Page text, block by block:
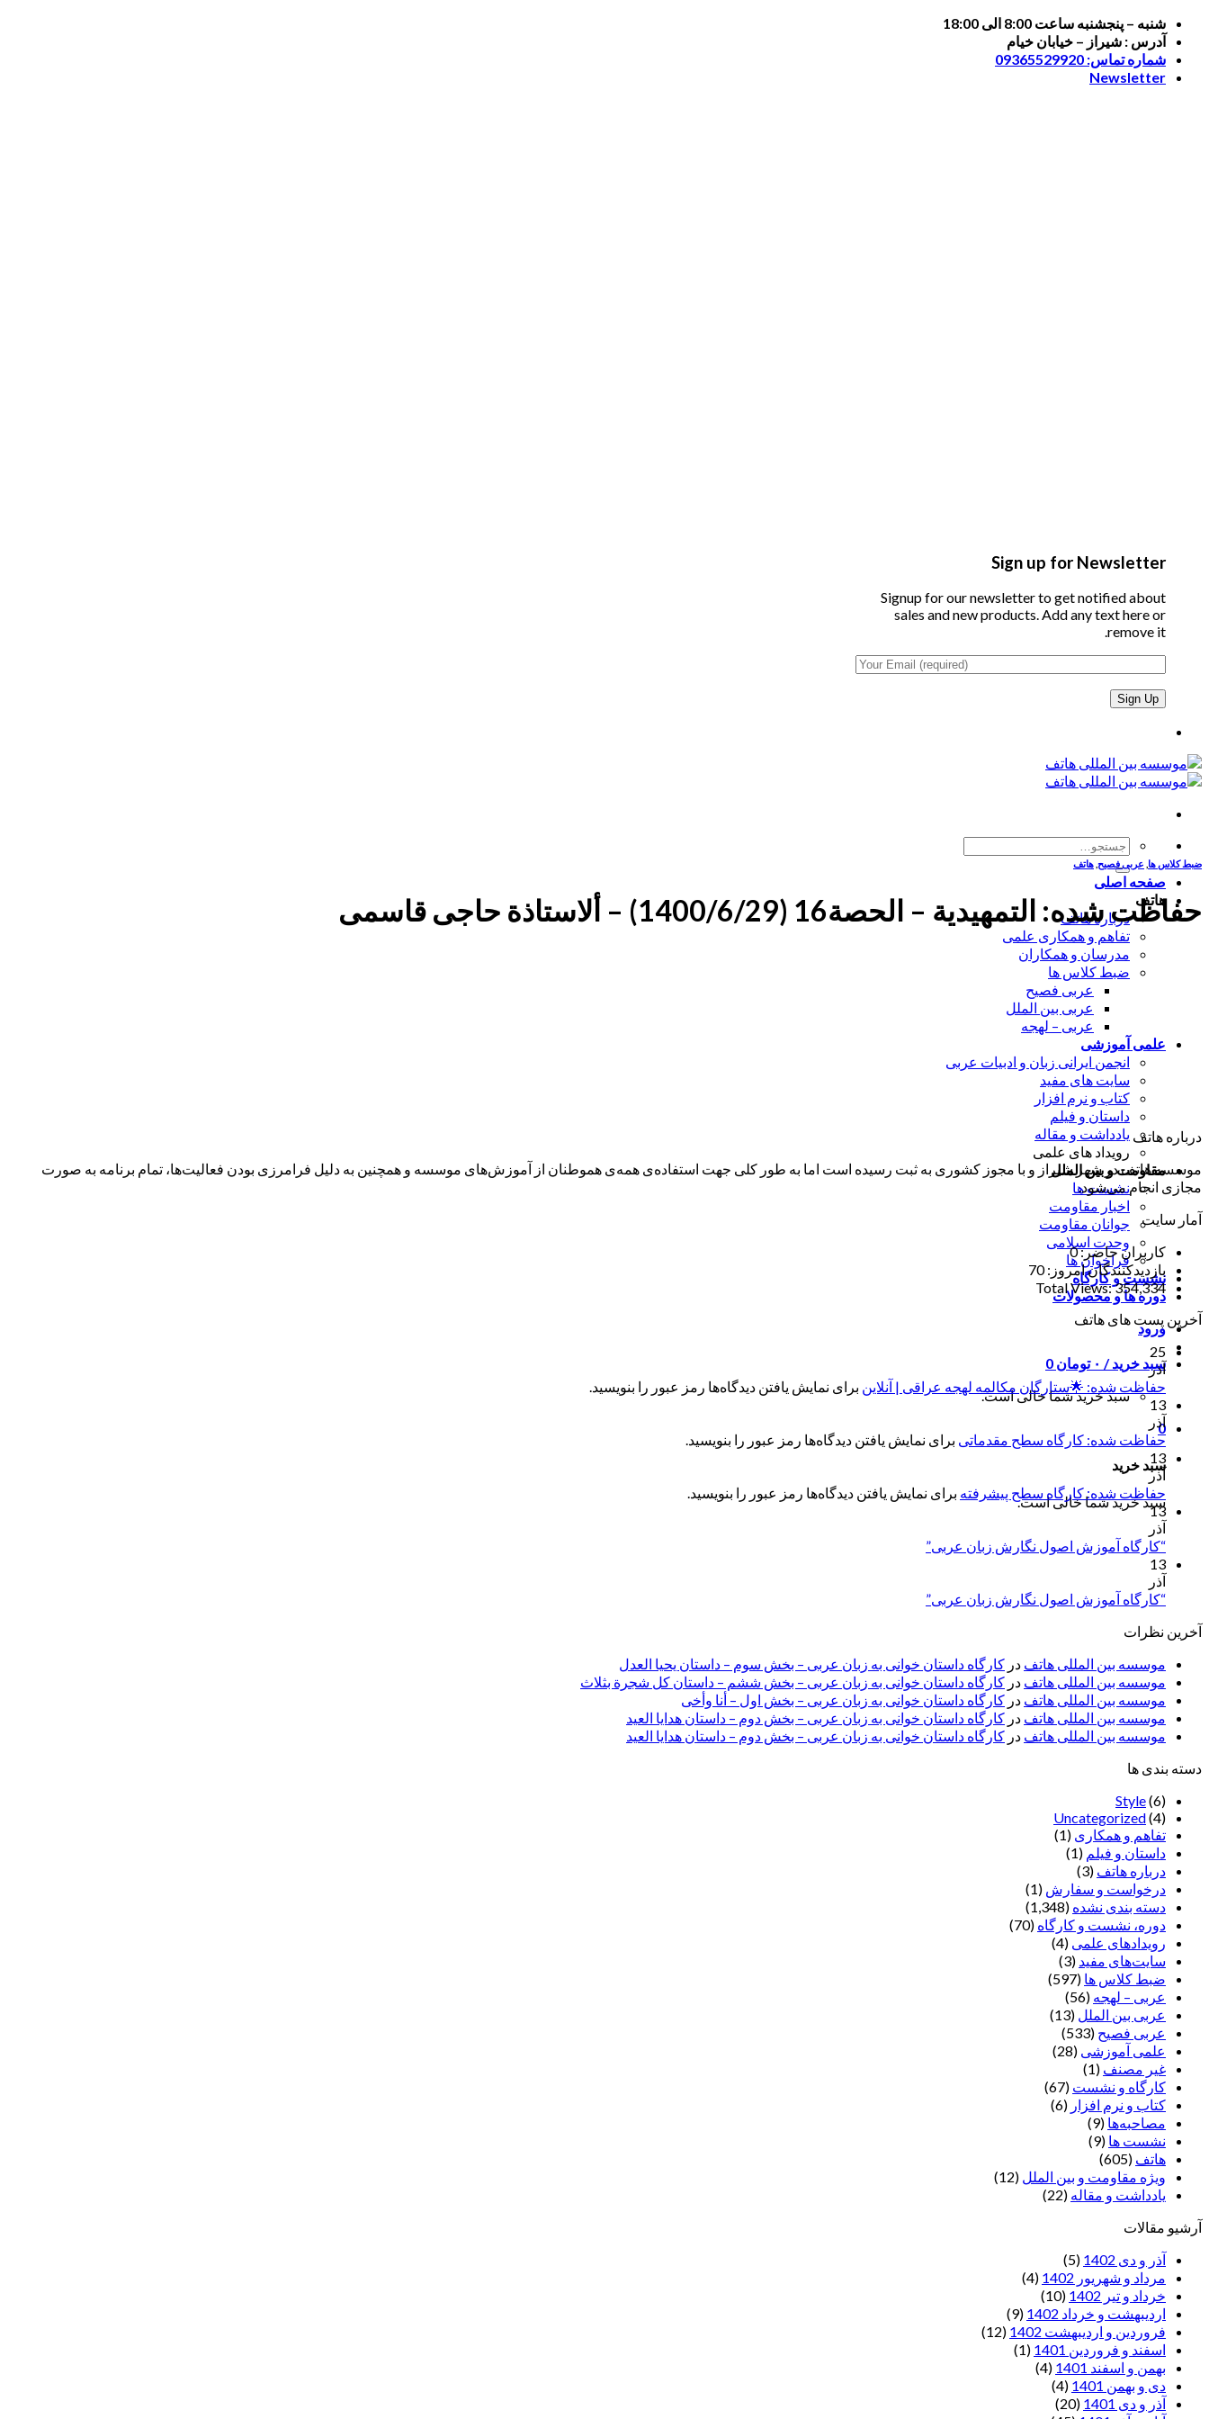
Skip
content
شنبه – پنجشنبه ساعت 8:00 الی 18:00
آدرس : شیراز – خیابان خیام
شماره تماس: 09365529920
Newsletter
Sign up for Newsletter
Signup for our newsletter to get notified about
sales and new products. Add any text here or
remove it.
جستجو
برای:
صفحه اصلی
هاتف
درباره هاتف
تفاهم و همکاری علمی
مدرسان و همکاران
ضبط کلاس ها
عربی فصیح
عربی بین الملل
عربی – لهجه
علمی آموزشی
انجمن ایرانی زبان و ادبیات عربی
سایت های مفید
کتاب و نرم افزار
داستان و فیلم
یادداشت و مقاله
رویداد های علمی
مقاومت و بین الملل
نشست ها
اخبار مقاومت
جوانان مقاومت
وحدت اسلامی
فراخوان ها
نشست و کارگاه
دوره ها و محصولات
ورود
سبد خرید / ۰ تومان 0
سبد خرید شما خالی است.
0
سبد خرید
سبد خرید شما خالی است.
ضبط کلاس ها عربی فصیح هاتف
حفاظت شده: التمهیدیة – الحصة16 (1400/6/29) – ألاستاذة حاجی قاسمی
درباره هاتف
موسسه هاتف در شهر شیراز و با مجوز کشوری به ثبت رسیده است اما به طور کلی جهت استفاده‌ی همه‌ی هموطنان از آموزش‌های موسسه و همچنین به دلیل فرامرزی بودن فعالیت‌ها، تمام برنامه به صورت
مجازی انجام می‌شود.
آمار سایت
کاربران حاضر:0
بازدیدکنندگان امروز:70
Total Views:354,334
آخرین پست های هاتف
25
آذر
حفاظت شده: 🌟ستارگان مکالمه لهجه عراقی | آنلاین برای نمایش یافتن دیدگاه‌ها رمز عبور را بنویسید.
13
آذر
حفاظت شده: کارگاه سطح مقدماتی برای نمایش یافتن دیدگاه‌ها رمز عبور را بنویسید.
13
آذر
حفاظت شده: کارگاه سطح پیشرفته برای نمایش یافتن دیدگاه‌ها رمز عبور را بنویسید.
13
آذر
“کارگاه آموزش اصول نگارش زبان عربی”
13
آذر
“کارگاه آموزش اصول نگارش زبان عربی”
آخرین نظرات
موسسه بین المللی هاتف در کارگاه داستان خوانی به زبان عربی – بخش سوم – داستان یحیا العدل
موسسه بین المللی هاتف در کارگاه داستان خوانی به زبان عربی – بخش ششم – داستان کل شجرة بثلاث
موسسه بین المللی هاتف در کارگاه داستان خوانی به زبان عربی – بخش اول – أنا وأخی
موسسه بین المللی هاتف در کارگاه داستان خوانی به زبان عربی – بخش دوم – داستان هدایا العید
موسسه بین المللی هاتف در کارگاه داستان خوانی به زبان عربی – بخش دوم – داستان هدایا العید
دسته بندی ها
Style(6)
Uncategorized(4)
تفاهم و همکاری (1)
داستان و فیلم (1)
درباره هاتف (3)
درخواست و سفارش (1)
دسته بندی نشده (1,348)
دوره، نشست و کارگاه (70)
رویدادهای علمی (4)
سایت‌های مفید (3)
ضبط کلاس ها (597)
عربی – لهجه (56)
عربی بین الملل (13)
عربی فصیح (533)
علمی آموزشی (28)
غير مصنف (1)
کارگاه و نشست (67)
کتاب و نرم افزار (6)
مصاحبه‌ها (9)
نشست ها (9)
هاتف (605)
ویژه مقاومت و بین الملل (12)
یادداشت‌ و مقاله (22)
آرشیو مقالات
آذر و دی 1402
(5)
مرداد و شهریور 1402
(4)
خرداد و تیر 1402
(10)
اردیبهشت و خرداد 1402
(9)
فروردین و اردیبهشت 1402
(12)
اسفند و فروردین 1401
(1)
بهمن و اسفند 1401
(4)
دی و بهمن 1401
(4)
آذر و دی 1401
(20)